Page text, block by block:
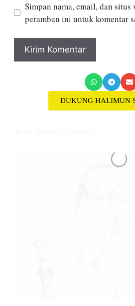
Simpan nama, email, dan situs
peramban ini untuk komentar
DUKUNG HALIMUN